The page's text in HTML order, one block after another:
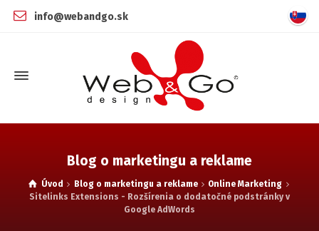
info@webandgo.sk
Blog o marketingu a reklame
Úvod Blog o marketingu a reklame
Online Marketing
Sitelinks Extensions - Rozšírenia o dodatočné podstránky v
Google AdWords